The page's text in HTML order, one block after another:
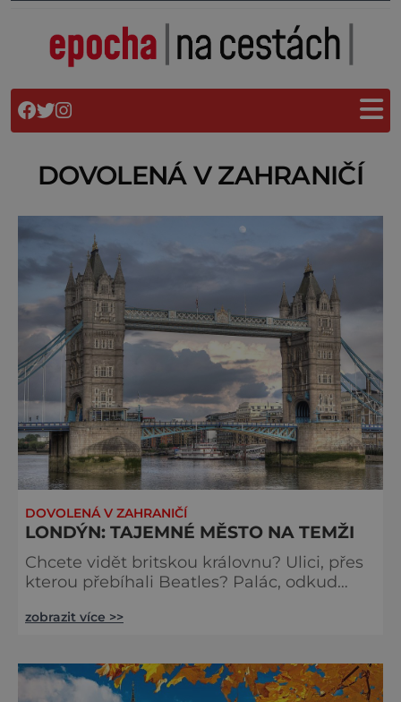
DOVOLENÁ V ZAHRANIČÍ
DOVOLENÁ V ZAHRANIČÍ
LONDÝN: TAJEMNÉ MĚSTO NA TEMŽI
Chcete vidět britskou královnu? Ulici, přes
kterou přebíhali Beatles? Palác, odkud
toulal Jack Rozparovač? Problém je jediný:
vám určitě učaruje. Trochu se podobá
Praze tím, že jednotlivé paláce nejsou
zobrazit více >>